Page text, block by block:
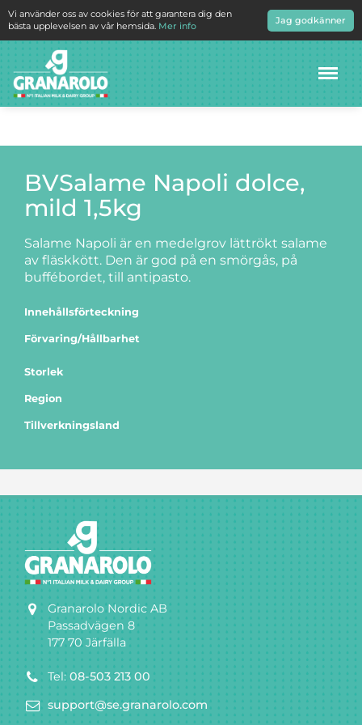
Vi använder oss av cookies för att garantera dig den
bästa upplevelsen av vår hemsida. Mer info
Jag godkänner
Meny
BVSalame Napoli dolce,
mild 1,5kg
Salame Napoli är en medelgrov lättrökt salame
av fläskkött. Den är god på en smörgås, på
buffébordet, till antipasto.
Innehållsförteckning
Förvaring/Hållbarhet
Storlek
Region
Tillverkningsland
Granarolo Nordic AB
Passadvägen 8
177 70 Järfälla
Tel: 08-503 213 00
support@se.granarolo.com